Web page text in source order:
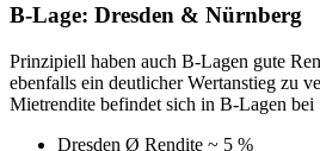
B-Lage: Dresden & Nürnberg
Prinzipiell haben auch B-Lagen gute
ebenfalls ein deutlicher Wertanstieg zu
Mietrendite befindet sich in B-Lagen bei
Dresden Ø Rendite ~ 5 %